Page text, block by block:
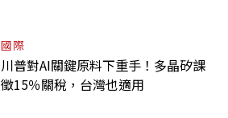
國際
川普對AI關鍵原料下重手！多晶矽課
徵15％關稅，台灣也適用